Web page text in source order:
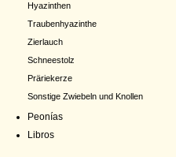
Hyazinthen
Traubenhyazinthe
Zierlauch
Schneestolz
Präriekerze
Sonstige Zwiebeln und Knollen
Peonías
Libros